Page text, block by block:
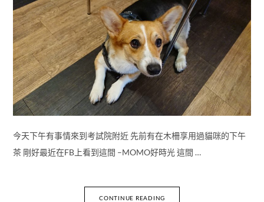
今天下午有事情來到考試院附近 先前有在木柵享用過貓咪的下午
茶 剛好最近在FB上看到這間 –MOMO好時光 這間 …
CONTINUE READING